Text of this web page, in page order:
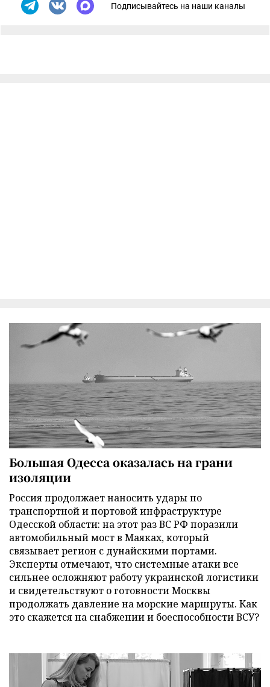
Подписывайтесь на наши каналы
Большая Одесса оказалась на грани
изоляции
Россия продолжает наносить удары по
транспортной и портовой инфраструктуре
Одесской области: на этот раз ВС РФ поразили
автомобильный мост в Маяках, который
связывает регион с дунайскими портами.
Эксперты отмечают, что системные атаки все
сильнее осложняют работу украинской логистики
и свидетельствуют о готовности Москвы
продолжать давление на морские маршруты. Как
это скажется на снабжении и боеспособности ВСУ?